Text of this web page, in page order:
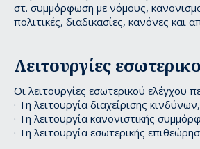
στ. συμμόρφωση με νόμους,
πολιτικές, διαδικασίες, κανόνες και
Λειτουργίες
Οι λειτουργίες εσωτερικού ελέγχου
· Τη λειτουργία διαχείρισης κινδύνων,
· Τη λειτουργία κανονιστικής
· Τη λειτουργία εσωτερικής